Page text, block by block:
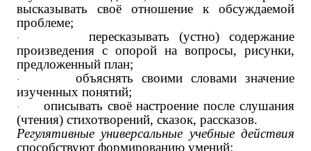
высказывать своё отношение к обсуждаемой
проблеме;
·
пересказывать (устно) содержание
произведения с опорой на вопросы, рисунки,
предложенный план;
·
объяснять своими словами значение
изученных понятий;
·
описывать своё настроение после слушания
(чтения) стихотворений, сказок, рассказов.
Регулятивные универсальные учебные действия
способствуют формированию умений: